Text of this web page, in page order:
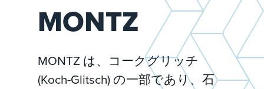
MONTZ
MONTZ は、コークグリッチ
(Koch-Glitsch) の一部であり、石